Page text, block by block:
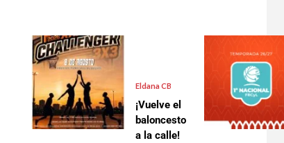
Eldana CB
¡Vuelve el
baloncesto
a la calle!